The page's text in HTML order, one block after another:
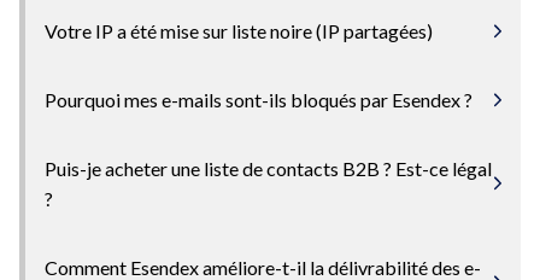
Votre IP a été mise sur liste noire (IP partagées)
Pourquoi mes e-mails sont-ils bloqués par Esendex ?
Puis-je acheter une liste de contacts B2B ? Est-ce légal
?
Comment Esendex améliore-t-il la délivrabilité des e-